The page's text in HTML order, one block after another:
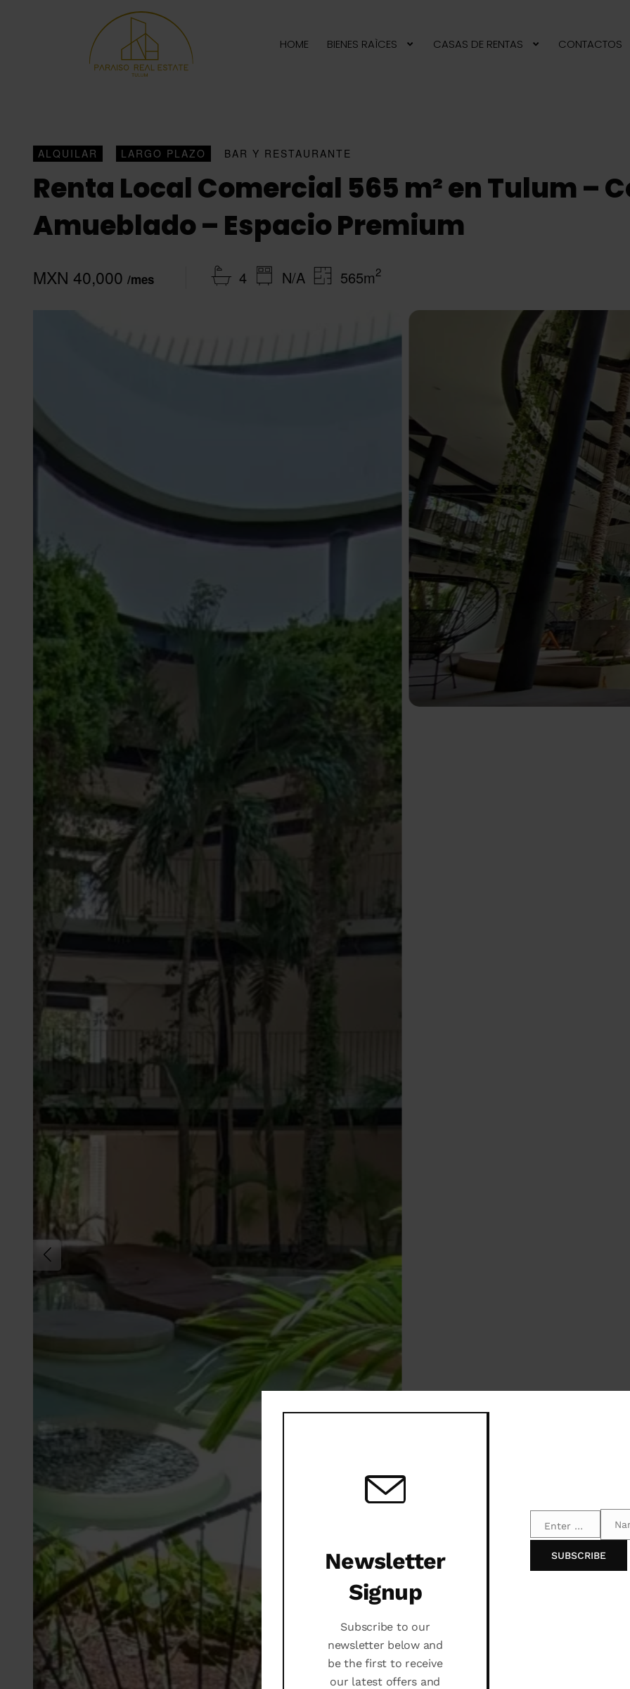
HOME BIENES RAÌCES CASAS DE RENTAS CONTACTOS
ALQUILAR LARGO PLAZO BAR Y RESTAURANTE
Renta Local Comercial 565 m² en Tulum –
Amueblado – Espacio Premium
MXN 40,000 /mes 4 N/A 565m2
Descripción
Renta Local Comercial 565 m² en Tulum – Cocina Equipada | Amueblado | Espacio Premium
Ubicado en el corazón de Tulum, en zona de alta plusvalía turística y residencial. Ideal para marcas
consolidadas en el sector restaurantero, wellness o entretenimiento.
Características destacadas:
Superficie total: 565 m² distribuidos en 3 niveles independientes
Planta baja: acceso directo, ideal para tienda, recepción o boutique
Primer nivel: totalmente equipado con cocina, barra, baños y mobiliario – listo para operar
Segundo nivel: espacio abierto tipo loft, ideal para eventos, estudios creativos o rooftop bar
Inmueble completamente amueblado y acondicionado
Diseño moderno, con excelente iluminación y circulación de aire
Estacionamiento disponible para clientes
Restaurante de alta gama o dark kitchen
Estudio de yoga, spa, wellness center
Galería de arte o sala de exposiciones
Coworking creativo o productora audiovisual
Espacio multipropósito para eventos privados
Precio de renta mensual sugerido por los tres niveles completos.
También disponible opción por nivel individual (consultar condiciones).
Zona en crecimiento con alta afluencia turística y residencial
Preparado para operación inmediata (sin inversión adicional en obra)
Arquitectura moderna lista para posicionamiento de marca
Agenda tu visita privada hoy mismo.
No dejes pasar esta oportunidad única de posicionarte en uno de los mercados más dinámicos del
Información general
h24 Security
Equipped kitchen
Terrace
Storage
Servicios adicionales
A/C
Furnished
Elevator
Pizza oven
Newsletter
Signup
Subscribe to our
newsletter below and
be the first to receive
our latest offers and
Email Enter your email address Name
SUBSCRIBE